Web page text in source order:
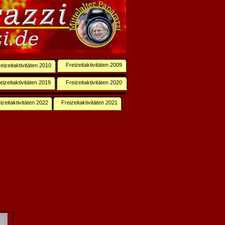
Freizeitaktivitäten 2009
2010
2019 Freizeitaktivitäten 2020
Freizeitaktivitäten 2021
2022